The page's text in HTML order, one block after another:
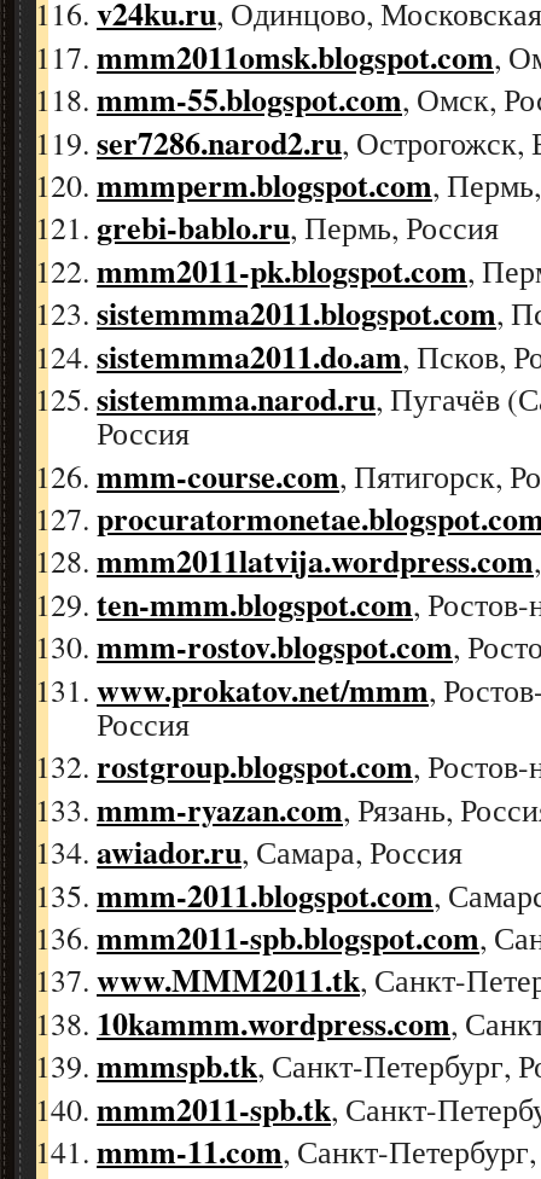
v24ku.ru, Одинцово,
mmm2011omsk.blogspot.com,
mmm-55.blogspot.com, Омск,
ser7286.narod2.ru, Острогожск,
mmmperm.blogspot.com,
grebi-bablo.ru, Пермь, Россия
mmm2011-pk.blogspot.com,
sistemmma2011.blogspot.com,
sistemmma2011.do.am, Псков,
sistemmma.narod.ru, Пугачёв
Россия
mmm-course.com, Пятигорск,
mmm2011latvija.wordpress.com
ten-mmm.blogspot.com,
mmm-rostov.blogspot.com,
www.prokatov.net/mmm,
Россия
rostgroup.blogspot.com,
mmm-ryazan.com, Рязань,
awiador.ru, Самара, Россия
mmm-2011.blogspot.com,
mmm2011-spb.blogspot.com,
www.MMM2011.tk, Санкт-
10kammm.wordpress.com,
mmmspb.tk, Санкт-Петербург,
mmm2011-spb.tk, Санкт-
mmm-11.com, Санкт-